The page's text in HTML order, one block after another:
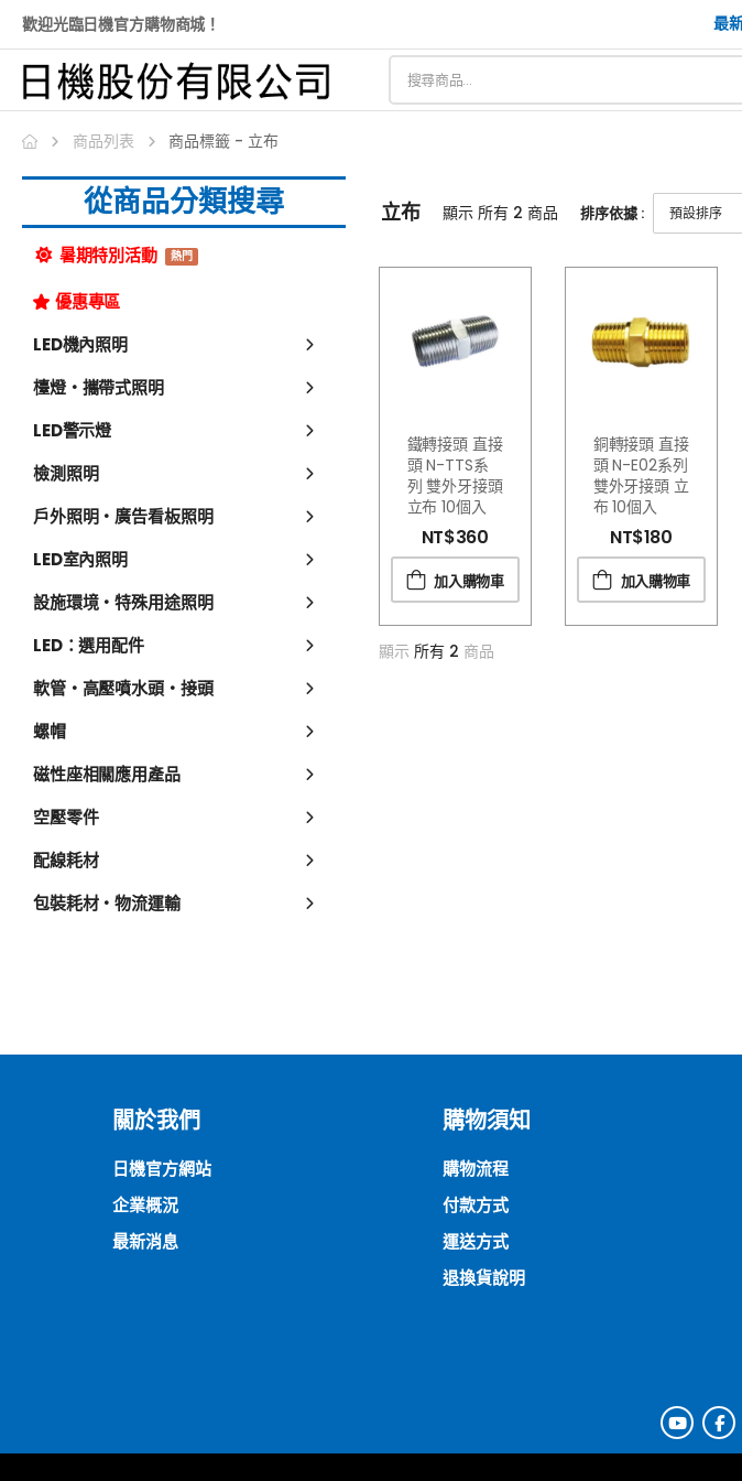
歡迎光臨日機官方購物商城！ 最
商品列表 商品標籤 - 立布
從商品分類搜尋
暑期特別活動 熱門
優惠專區
LED機內照明
檯燈・攜帶式照明
LED警示燈
檢測照明
戶外照明・廣告看板照明
LED室內照明
設施環境・特殊用途照明
LED：選用配件
軟管・高壓噴水頭・接頭
螺帽
磁性座相關應用產品
空壓零件
配線耗材
包裝耗材・物流運輸
立布 顯示 所有 2 商品 排序依據 :
鐵轉接頭 直接
頭 N-TTS系
列 雙外牙接頭
立布 10個入
NT$360
加入購物車
銅轉接頭 直接
頭 N-E02系列
雙外牙接頭 立
布 10個入
NT$180
加入購物車
顯示 所有 2 商品
關於我們
日機官方網站
企業概況
最新消息
購物須知
購物流程
付款方式
運送方式
退換貨說明